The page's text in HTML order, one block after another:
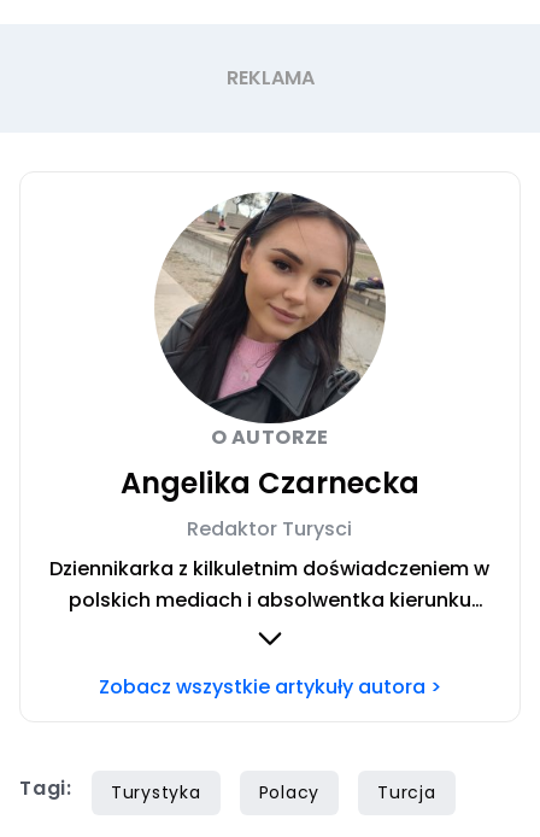
O AUTORZE
Angelika Czarnecka
Redaktor Turysci
Dziennikarka z kilkuletnim doświadczeniem w
polskich mediach i absolwentka kierunku
Dziennikarstwo i Komunikacja Społeczna w
Miłośniczka włoskich regionów. Uwielbiam
Zobacz wszystkie artykuły autora >
Tagi: Turystyka Polacy Turcja